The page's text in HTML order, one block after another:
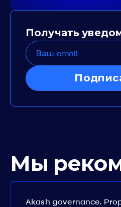
Получать
Мы